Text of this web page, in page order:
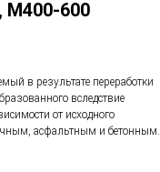
М400-600
в результате переработки
вследствие
от исходного
асфальтным и бетонным.